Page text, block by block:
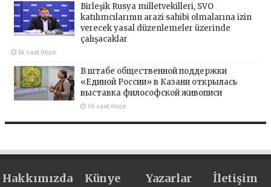
Birleşik Rusya milletvekilleri, SVO
katılımcılarının arazi sahibi olmalarına izin
verecek yasal düzenlemeler üzerinde
çalışacaklar
14 saat önce
В штабе общественной поддержки
«Единой России» в Казани открылась
выставка философской живописи
16 saat önce
Hakkımızda Künye Yazarlar İletişim